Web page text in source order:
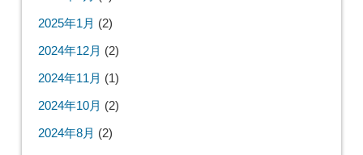
2025年1月 (2)
2024年12月 (2)
2024年11月 (1)
2024年10月 (2)
2024年8月 (2)